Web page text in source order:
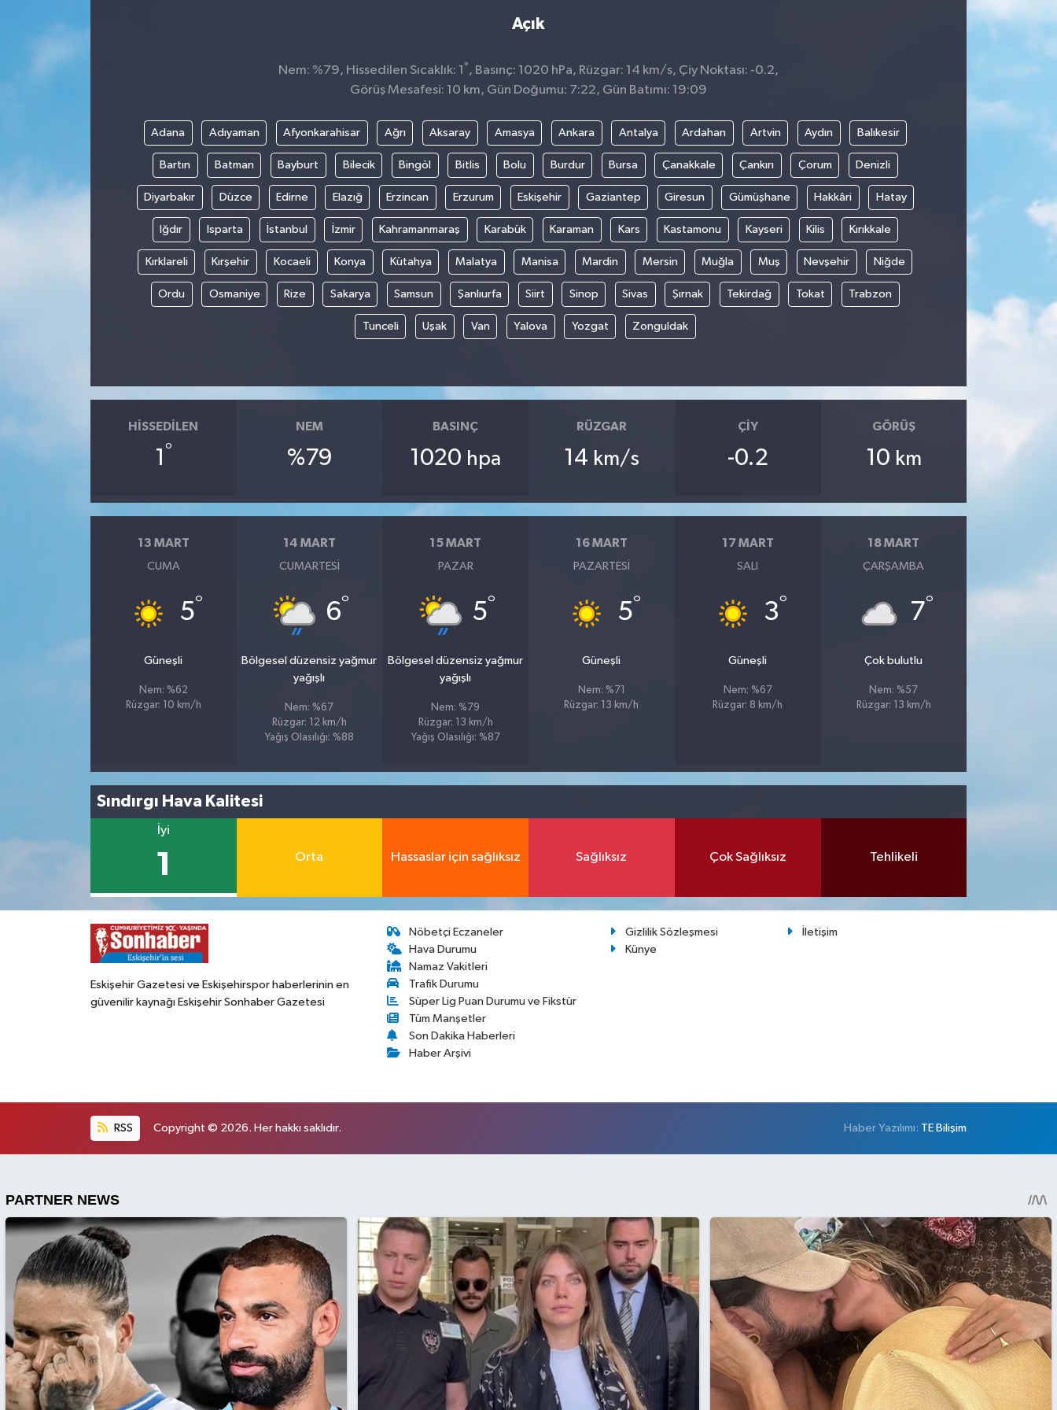
Açık
Nem: %79, Hissedilen Sıcaklık: 1 ° , Basınç: 1020 hPa, Rüzgar: 14 km/s, Çiy Noktası: -0.2,
Görüş Mesafesi: 10 km, Gün Doğumu: 7:22, Gün Batımı: 19:09
Adana Adıyaman Afyonkarahisar Ağrı Aksaray Amasya Ankara Antalya Ardahan Artvin Aydın Balıkesir
Bartın Batman Bayburt Bilecik Bingöl Bitlis Bolu Burdur Bursa Çanakkale Çankırı Çorum Denizli
Diyarbakır Düzce Edirne Elazığ Erzincan Erzurum Eskişehir Gaziantep Giresun Gümüşhane Hakkâri Hatay
Iğdır Isparta İstanbul İzmir Kahramanmaraş Karabük Karaman Kars Kastamonu Kayseri Kilis Kırıkkale
Kırklareli Kırşehir Kocaeli Konya Kütahya Malatya Manisa Mardin Mersin Muğla Muş Nevşehir Niğde
Ordu Osmaniye Rize Sakarya Samsun Şanlıurfa Siirt Sinop Sivas Şırnak Tekirdağ Tokat Trabzon
Tunceli Uşak Van Yalova Yozgat Zonguldak
HISSEDILEN
1 °
NEM
%79
BASINÇ
1020 hpa
RÜZGAR
14 km/s
ÇIY
-0.2
GÖRÜŞ
10 km
13 MART
CUMA
5°
Güneşli
Nem: %62
Rüzgar: 10 km/h
14 MART
CUMARTESI
6°
Bölgesel düzensiz yağmur
yağışlı
Nem: %67
Rüzgar: 12 km/h
Yağış Olasılığı: %88
15 MART
PAZAR
5°
Bölgesel düzensiz yağmur
yağışlı
Nem: %79
Rüzgar: 13 km/h
Yağış Olasılığı: %87
16 MART
PAZARTESI
5°
Güneşli
Nem: %71
Rüzgar: 13 km/h
17 MART
SALI
3°
Güneşli
Nem: %67
Rüzgar: 8 km/h
18 MART
ÇARŞAMBA
7°
Çok bulutlu
Nem: %57
Rüzgar: 13 km/h
Sındırgı Hava Kalitesi
İyi
1 Orta Hassaslar için sağlıksız Sağlıksız Çok Sağlıksız Tehlikeli
Eskişehir Gazetesi ve Eskişehirspor haberlerinin en
güvenilir kaynağı Eskişehir Sonhaber Gazetesi
Nöbetçi Eczaneler
Hava Durumu
Namaz Vakitleri
Trafik Durumu
Süper Lig Puan Durumu ve Fikstür
Tüm Manşetler
Son Dakika Haberleri
Haber Arşivi
Gizlilik Sözleşmesi
İletişim
Künye
RSS Copyright © 2026. Her hakkı saklıdır. Haber Yazılımı: TE Bilişim
Siyaset